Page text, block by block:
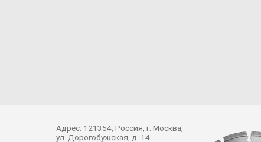
Адрес: 121354, Россия, г. Москва,
ул. Дорогобужская, д. 14